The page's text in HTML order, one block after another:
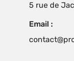
5 rue de
Email :